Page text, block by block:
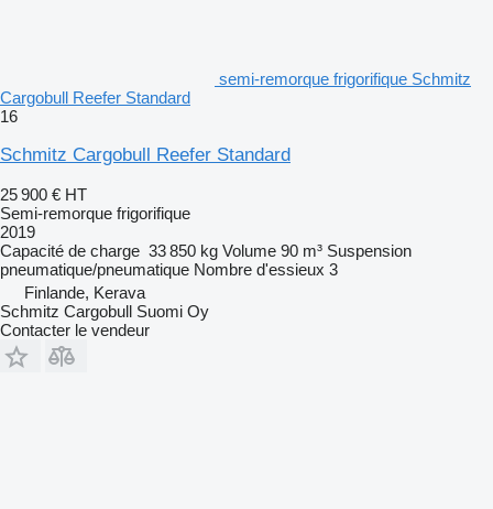
semi-remorque frigorifique Schmitz
Cargobull Reefer Standard
16
Schmitz Cargobull Reefer Standard
25 900 € HT
Semi-remorque frigorifique
2019
Capacité de charge 33 850 kg Volume 90 m³ Suspension
pneumatique/pneumatique Nombre d'essieux 3
Finlande, Kerava
Schmitz Cargobull Suomi Oy
Contacter le vendeur